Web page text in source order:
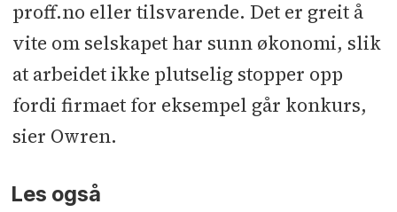
proff.no eller tilsvarende. Det er greit å
vite om selskapet har sunn økonomi, slik
at arbeidet ikke plutselig stopper opp
fordi firmaet for eksempel går konkurs,
sier Owren.
Les også